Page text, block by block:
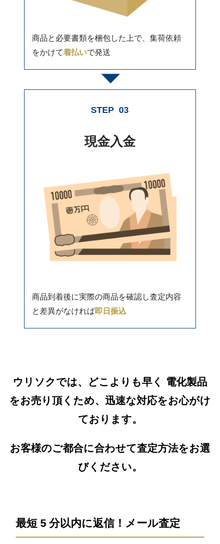
商品と必要書類を梱包した上で、集荷依頼
をかけて着払いで発送
STEP 03
現金入金
商品到着後に実際の商品を確認し査定内容
と差異がなければ即日振込
ウリソクでは、どこよりも早く 電化製品
をお売り頂くため、迅速な対応をお心がけ
ております。
お客様のご都合に合わせて査定方法をお選
びください。
最短 5 分以内に返信！メール査定